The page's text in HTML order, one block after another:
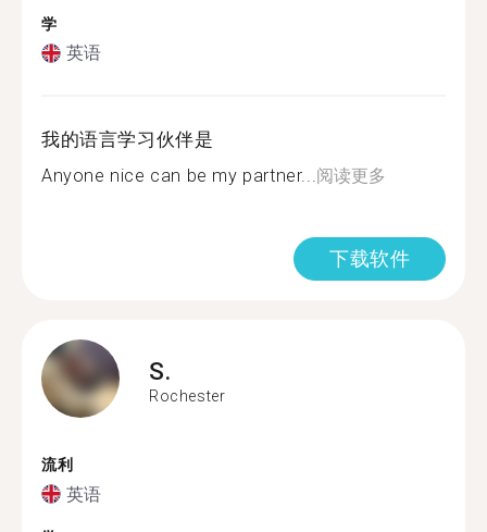
学
英语
我的语言学习伙伴是
Anyone nice can be my partner...阅读更多
下载软件
S.
Rochester
流利
英语